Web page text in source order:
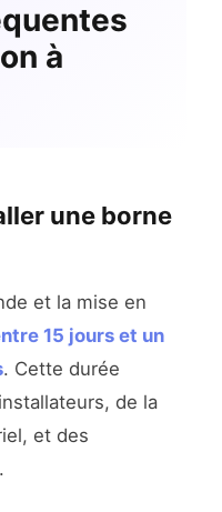
à
une borne
et la mise en
15 jours et un
. Cette durée
de la
et des